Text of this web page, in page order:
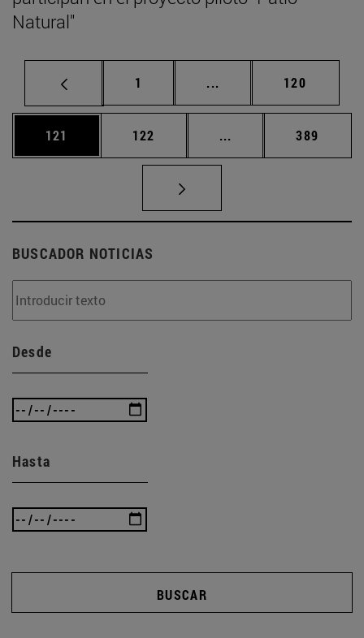
Natural"
Página
1 ... Páginas intermedias
Página
120
Página
121 Página
122 ... Páginas intermedias
Página
389
BUSCADOR NOTICIAS
Desde
Hasta
BUSCAR